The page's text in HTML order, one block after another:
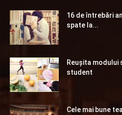
16 de întrebări
spate la...
Reuşita modului
student
Cele mai bune